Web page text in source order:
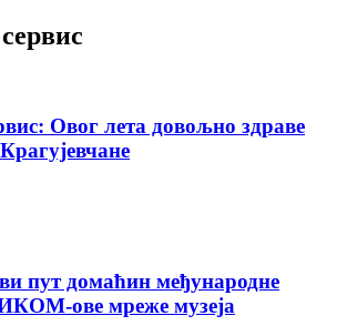
Овог лета довољно здраве
пут домаћин међународне
ове мреже музеја